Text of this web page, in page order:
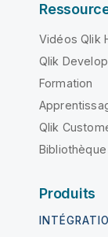
Vidéos Qlik
Qlik
Formation
Qlik
Produits